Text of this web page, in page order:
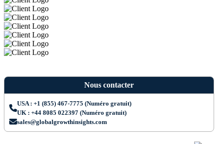
Nous contacter
USA : +1 (855) 467-7775 (Numéro gratuit)
UK : +44 8085 022397 (Numéro gratuit)
sales@globalgrowthinsights.com